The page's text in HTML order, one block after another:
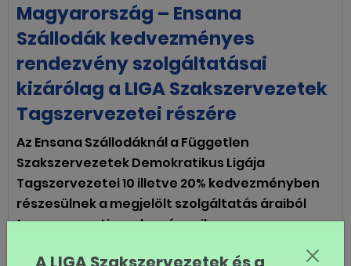
Magyarország – Ensana
Szállodák kedvezményes
rendezvény szolgáltatásai
kizárólag a LIGA Szakszervezetek
Tagszervezetei részére
Az Ensana Szállodáknál a Független
Szakszervezetek Demokratikus Ligája
Tagszervezetei 10 illetve 20% kedvezményben
részesülnek a megjelölt szolgáltatás áraiból
tagszervezeti rendezvényeik